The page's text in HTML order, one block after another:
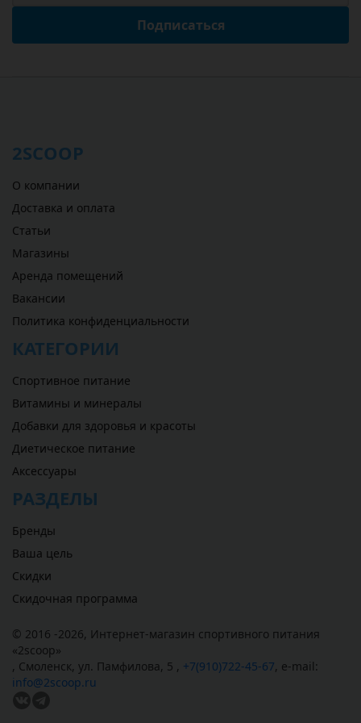
Подписаться
2SCOOP
О компании
Доставка и оплата
Статьи
Магазины
Аренда помещений
Вакансии
Политика конфиденциальности
КАТЕГОРИИ
Спортивное питание
Витамины и минералы
Добавки для здоровья и красоты
Диетическое питание
Аксессуары
РАЗДЕЛЫ
Бренды
Ваша цель
Скидки
Скидочная программа
© 2016 -2026, Интернет-магазин спортивного питания
«2scoop»
, Смоленск, ул. Памфилова, 5 , +7(910)722-45-67, e-mail:
info@2scoop.ru